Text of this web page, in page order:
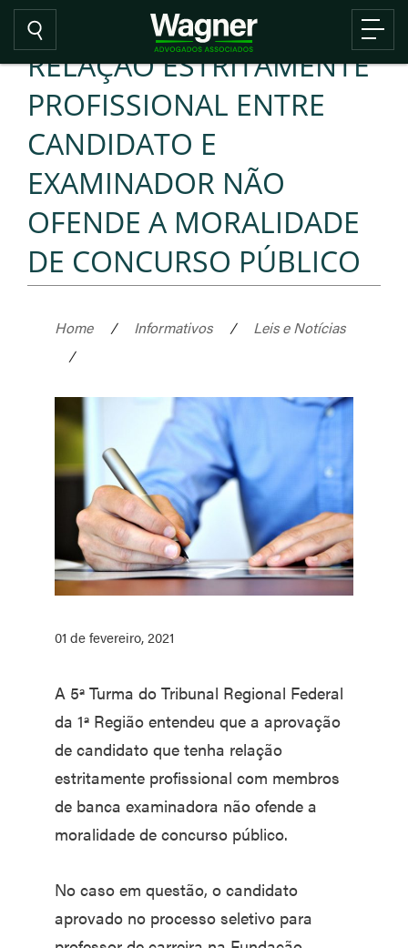
RELAÇÃO ESTRITAMENTE
PROFISSIONAL ENTRE
CANDIDATO E
EXAMINADOR NÃO
OFENDE A MORALIDADE
DE CONCURSO PÚBLICO
Home / Informativos /
Leis e Notícias
/
01 de fevereiro, 2021
A 5ª Turma do Tribunal Regional Federal
da 1ª Região entendeu que a aprovação
de candidato que tenha relação
estritamente profissional com membros
de banca examinadora não ofende a
moralidade de concurso público.
No caso em questão, o candidato
aprovado no processo seletivo para